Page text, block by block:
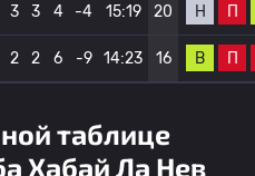
3 3 4 -4 15:19 20 Н П
2 2 6 -9 14:23 16 В П
таблице
Хабай Ла Нев